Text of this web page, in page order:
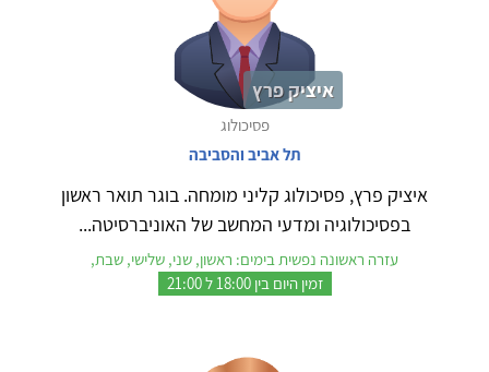
איציק פרץ
פסיכולוג
תל אביב והסביבה
איציק פרץ, פסיכולוג קליני מומחה. בוגר תואר ראשון
בפסיכולוגיה ומדעי המחשב של האוניברסיטה...
עזרה ראשונה נפשית בימים: ראשון, שני, שלישי, שבת,
זמין היום בין 18:00 ל 21:00